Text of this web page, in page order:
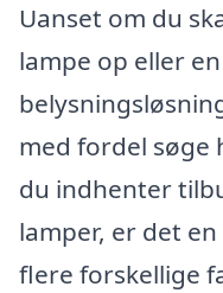
Uanset om du
lampe op eller
med fordel søge
du indhenter
lamper, er det
flere forskellige